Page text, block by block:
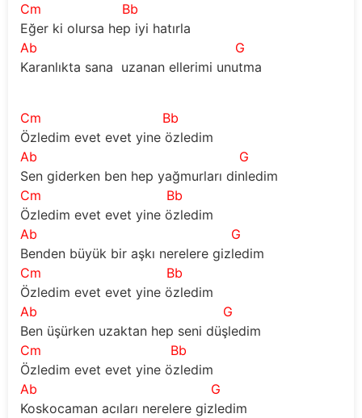
Cm
Bb
Eğer ki olursa hep iyi hatırla
Ab
G
Karanlıkta sana  uzanan ellerimi unutma
Cm
Bb
Özledim evet evet yine özledim
Ab
G
Sen giderken ben hep yağmurları dinledim
Cm
Bb
Özledim evet evet yine özledim
Ab
G
Benden büyük bir aşkı nerelere gizledim
Cm
Bb
Özledim evet evet yine özledim
Ab
G
Ben üşürken uzaktan hep seni düşledim
Cm
Bb
Özledim evet evet yine özledim
Ab
G
Koskocaman acıları nerelere gizledim